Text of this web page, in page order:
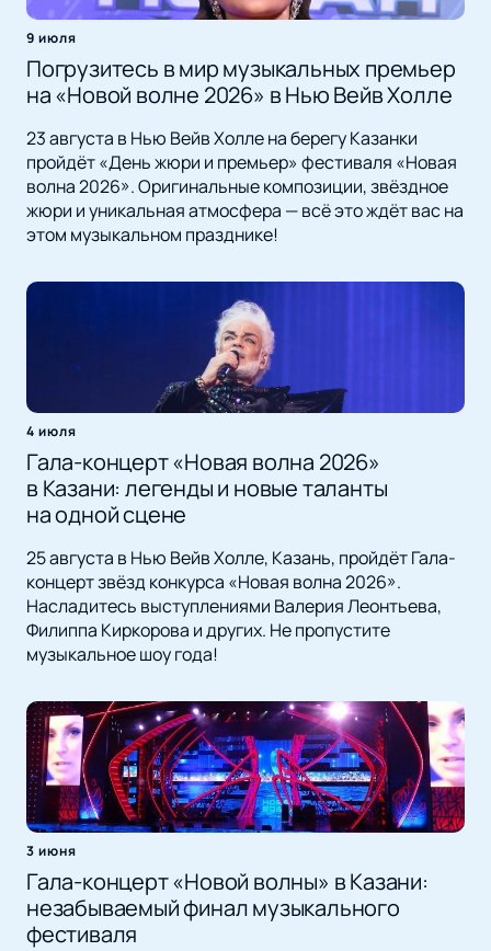
9 июля
Погрузитесь в мир музыкальных премьер
на «Новой волне 2026» в Нью Вейв Холле
23 августа в Нью Вейв Холле на берегу Казанки
пройдёт «День жюри и премьер» фестиваля «Новая
волна 2026». Оригинальные композиции, звёздное
жюри и уникальная атмосфера — всё это ждёт вас на
этом музыкальном празднике!
4 июля
Гала-концерт «Новая волна 2026»
в Казани: легенды и новые таланты
на одной сцене
25 августа в Нью Вейв Холле, Казань, пройдёт Гала-
концерт звёзд конкурса «Новая волна 2026».
Насладитесь выступлениями Валерия Леонтьева,
Филиппа Киркорова и других. Не пропустите
музыкальное шоу года!
3 июня
Гала-концерт «Новой волны» в Казани:
незабываемый финал музыкального
фестиваля